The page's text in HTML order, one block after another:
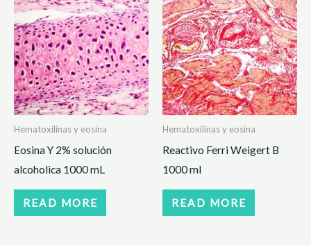
Hematoxilinas y eosina
Eosina Y 2% solución
alcoholica 1000 mL
READ MORE
Hematoxilinas y eosina
Reactivo Ferri Weigert B
1000 ml
READ MORE